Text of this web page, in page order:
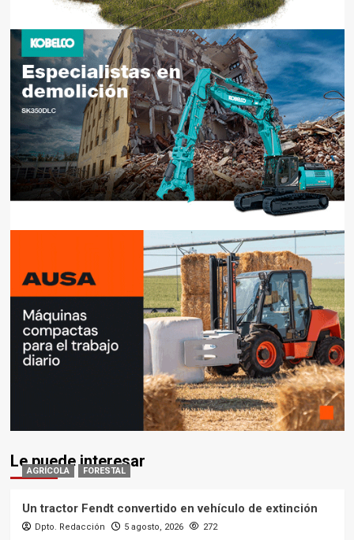
Le puede interesar
AGRÍCOLA FORESTAL
Un tractor Fendt convertido en vehículo de extinción
Dpto. Redacción 5 agosto, 2026 272